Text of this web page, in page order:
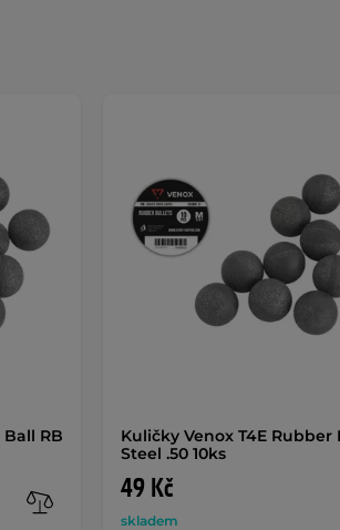
RB
Kuličky Venox T4E Rubber
Steel .50 10ks
49 Kč
skladem